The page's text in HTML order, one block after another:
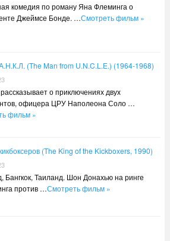
комедия по роману Яна Флеминга о
Джеймсе Бонде. …Смотреть фильм »
(The Man from U.N.C.L.E.) (1964-1968)
о приключениях двух
офицера ЦРУ Наполеона Соло …
фильм »
(The King of the Kickboxers, 1990)
Бангкок, Таиланд. Шон Донахью на ринге
против …Смотреть фильм »